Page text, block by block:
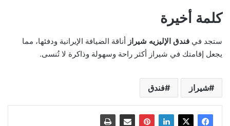
كلمة أخيرة
ستجد في فندق الإليزيه شيراز أناقة الضيافة الإيرانية ودفئها، مما
يجعل إقامتك في شيراز أكثر راحة وسهولة وذاكرة لا تُنسى.
شيراز فندق